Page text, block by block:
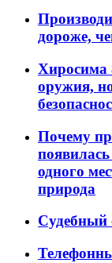
дороже,
Хиросима
оружия,
Почему
одного
природа
Судебный